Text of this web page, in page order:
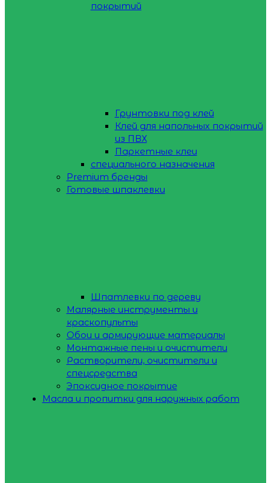
покрытий
Грунтовки под клей
Клей для напольных покрытий
из ПВХ
Паркетные клеи
специального назначения
Premium бренды
Готовые шпаклевки
Шпатлевки по дереву
Малярные инструменты и
краскопульты
Обои и армирующие материалы
Монтажные пены и очистители
Растворители, очистители и
спецсредства
Эпоксидное покрытие
Масла и пропитки для наружных работ